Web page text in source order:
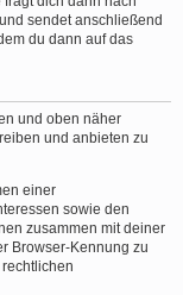
sendet anschließend
du dann auf das
und oben näher
und anbieten zu
einer
sowie den
zusammen mit deiner
Browser-Kennung zu